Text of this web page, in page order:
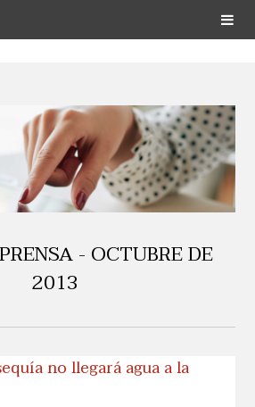
- OCTUBRE DE
2013
no llegará agua a la